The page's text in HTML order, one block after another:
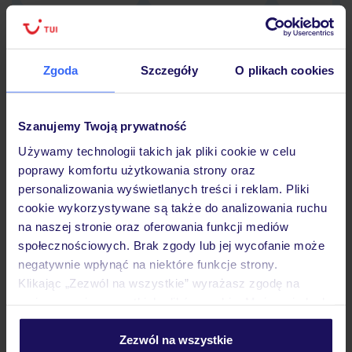
Zgoda Szczegóły O plikach cookies
Szanujemy Twoją prywatność
Używamy technologii takich jak pliki cookie w celu
poprawy komfortu użytkowania strony oraz
personalizowania wyświetlanych treści i reklam. Pliki
cookie wykorzystywane są także do analizowania ruchu
na naszej stronie oraz oferowania funkcji mediów
społecznościowych. Brak zgody lub jej wycofanie może
negatywnie wpłynąć na niektóre funkcje strony.
Klikając „Zezwól na wszystkie” wyrażasz zgodę na
personalizować swój wybór wchodząc w zakładkę
Zezwól na wszystkie
Opinie
Pokoje
Wyżywienie
Atrakcje